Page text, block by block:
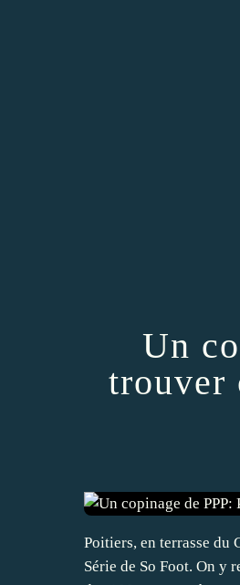
Un
trouver
Poitiers, en terrasse
Série de So Foot. On